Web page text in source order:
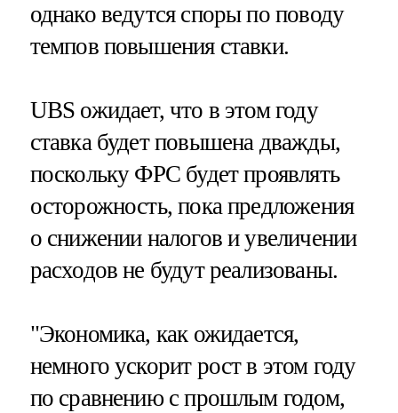
однако ведутся споры по поводу
темпов повышения ставки.
UBS ожидает, что в этом году
ставка будет повышена дважды,
поскольку ФРС будет проявлять
осторожность, пока предложения
о снижении налогов и увеличении
расходов не будут реализованы.
"Экономика, как ожидается,
немного ускорит рост в этом году
по сравнению с прошлым годом,